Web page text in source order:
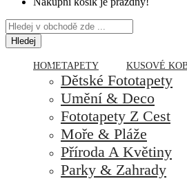
Hledej
HOMETAPETY
KUSOVÉ
Dětské Fototapety
Umění & Deco
Fototapety Z Cest
Moře & Pláže
Příroda A Květiny
Parky & Zahrady